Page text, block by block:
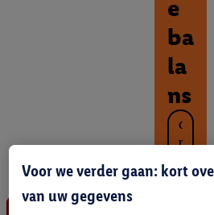
e
ba
la
ns
O
n
d
Voor we verder gaan: kort
van uw gegevens